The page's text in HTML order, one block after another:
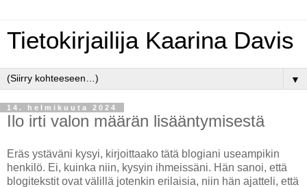
Tietokirjailija Kaarina Davis
▼
14. helmikuuta 2024
Ilo irti valon määrän lisääntymisestä
Eräs ystäväni kysyi, kirjoittaako tätä blogiani useampikin
henkilö. Ei, kuinka niin, kysyin ihmeissäni. Hän sanoi, että
blogitekstit ovat välillä jotenkin erilaisia, niin hän ajatteli, että